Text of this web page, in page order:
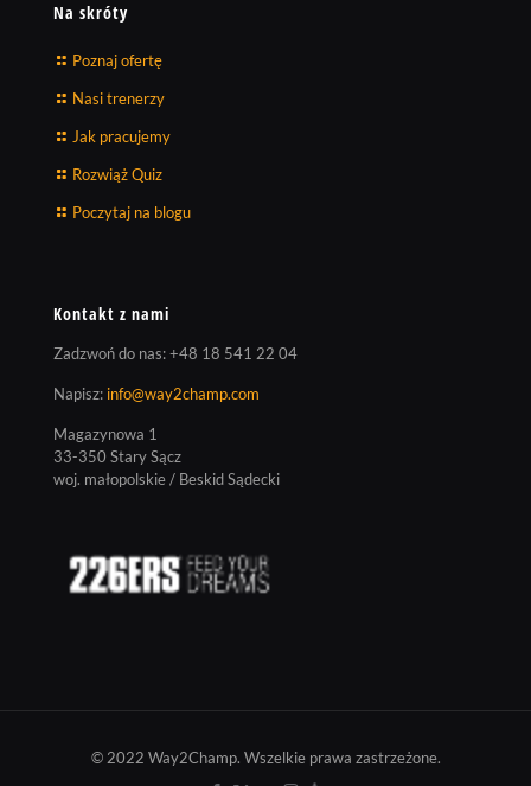
Na skróty
Poznaj ofertę
Nasi trenerzy
Jak pracujemy
Rozwiąż Quiz
Poczytaj na blogu
Kontakt z nami
Zadzwoń do nas:+48 18 541 22 04
Napisz: info@way2champ.com
Magazynowa 1
33-350 Stary Sącz
woj. małopolskie / Beskid Sądecki
© 2022 Way2Champ. Wszelkie prawa zastrzeżone.